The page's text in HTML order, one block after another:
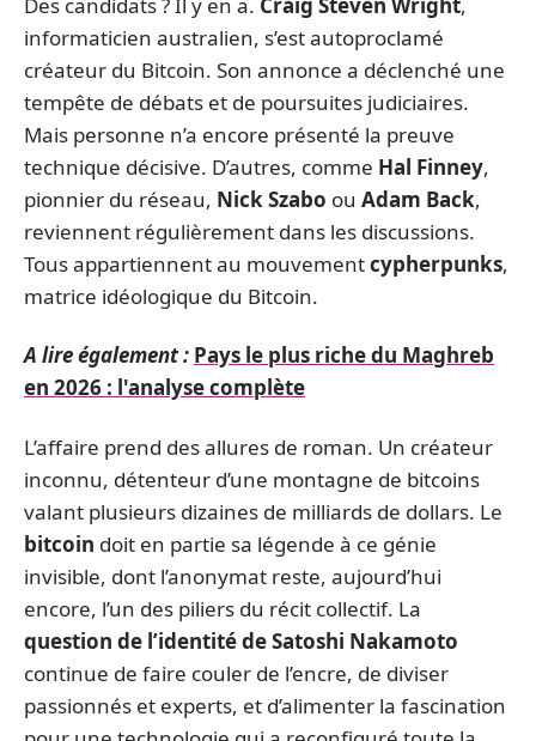
informaticien australien, s’est autoproclamé
créateur du Bitcoin. Son annonce a déclenché une
tempête de débats et de poursuites judiciaires.
Mais personne n’a encore présenté la preuve
technique décisive. D’autres, comme Hal Finney,
pionnier du réseau, Nick Szabo ou Adam Back,
reviennent régulièrement dans les discussions.
Tous appartiennent au mouvementcypherpunks,
matrice idéologique du Bitcoin.
A lire également : Pays le plus riche du Maghreb
en 2026 : l'analyse complète
L’affaire prend des allures de roman. Un créateur
inconnu, détenteur d’une montagne de bitcoins
valant plusieurs dizaines de milliards de dollars. Le
bitcoin doit en partie sa légende à ce génie
invisible, dont l’anonymat reste, aujourd’hui
encore, l’un des piliers du récit collectif. La
question de l’identité de Satoshi Nakamoto
continue de faire couler de l’encre, de diviser
passionnés et experts, et d’alimenter la fascination